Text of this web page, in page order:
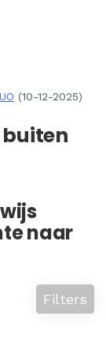
(10-12-2025)
naar
Filters